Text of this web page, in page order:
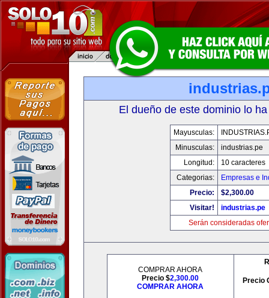
El dueño de este dominio lo
Mayusculas:
Minusculas:
industrias.pe
Longitud:
10 caracteres
Categorias:
Empresas e
Precio:
$2,300.00
Visitar!
industrias.pe
Serán consideradas
COMPRAR AHORA
Precio $2,300.00
COMPRAR AHORA
Precio